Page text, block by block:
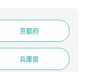
京都府
兵庫県